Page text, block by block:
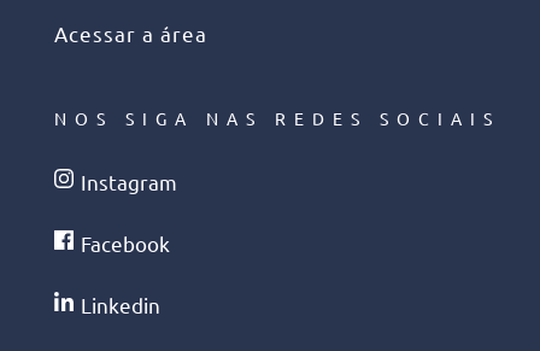
Acessar a área
NOS SIGA NAS REDES SOCIAIS
Instagram
Facebook
Linkedin